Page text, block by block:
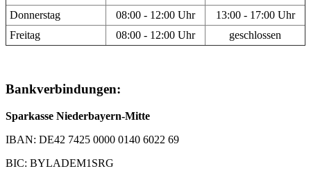
Donnerstag 08:00 - 12:00 Uhr
13:00 - 17:00 Uhr
Freitag
08:00 - 12:00 Uhr geschlossen
Bankverbindungen:
Sparkasse Niederbayern-Mitte
IBAN: DE42 7425 0000 0140 6022 69
BIC: BYLADEM1SRG